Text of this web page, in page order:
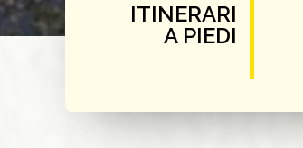
ITINERARI
A PIEDI